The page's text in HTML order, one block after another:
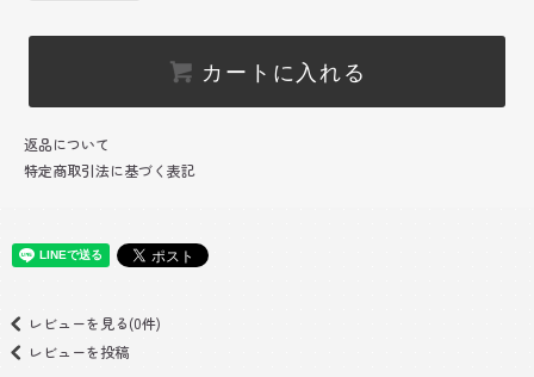
カートに入れる
返品について
特定商取引法に基づく表記
レビューを見る(0件)
レビューを投稿